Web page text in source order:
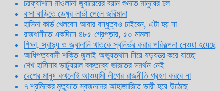
চরফ্যাশনে মাওলানা জুবায়েরের বয়ান শুনতে মানুষের ঢল
বাসা বাড়িতে ডেঙ্গুর লার্ভা পেলে জরিমানা
হাসিনা কার্ড খেলবেন আবার বন্ধুত্বও চাইবেন, এটা হয় না
রাজধানীতে একদিনে ৪৮৫ গ্রেপ্তার, ৫০ মামলা
শিক্ষা, স্বাস্থ্য ও জ্বালানি খাতকে স্বনির্ভর করার পরিকল্পনা নেওয়া হয়েছে
আধিপত্যবাদী শক্তি জুলাই অভ্যুত্থান নিয়ে ষড়যন্ত্র করে যাচ্ছে
শেখ হাসিনার ভার্চ্যুয়াল বক্তব্যে ভারতের সমর্থন নেই
দেশের মানুষ কখনোই আওয়ামী লীগের রাজনীতি গ্রহণ করবে না
৭ শ্রমিকের মৃত্যুতে স্বজনদের আহাজারিতে ভারী হয়ে উঠেছে